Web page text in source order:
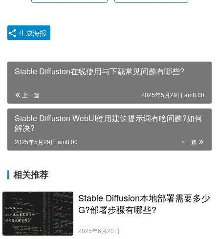
生成海报
Stable Diffusion在线使用与下载常见问题有哪些?
上一篇 2025年5月29日 am8:00
Stable Diffusion WebUI使用建筑提示词有啥问题?如何
解决?
下一篇
2025年5月29日 am8:00
相关推荐
Stable Diffusion本地部署需要多少
G?部署步骤有哪些?
2025年6月20日